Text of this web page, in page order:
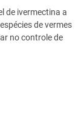
de ivermectina a
de vermes
no controle de